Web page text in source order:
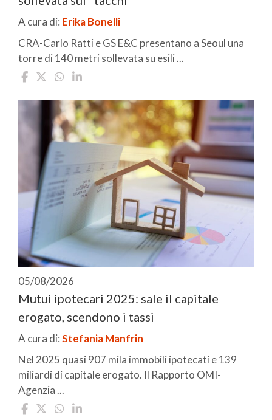
A cura di: Erika Bonelli
CRA-Carlo Ratti e GS E&C presentano a Seoul una
torre di 140 metri sollevata su esili ...
05/08/2026
Mutui ipotecari 2025: sale il capitale
erogato, scendono i tassi
A cura di:Stefania Manfrin
Nel 2025 quasi 907 mila immobili ipotecati e 139
miliardi di capitale erogato. Il Rapporto OMI-
Agenzia ...